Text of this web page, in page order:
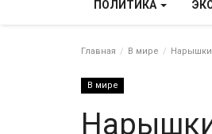
ПОЛИТИКА
Главная В мире
В мире